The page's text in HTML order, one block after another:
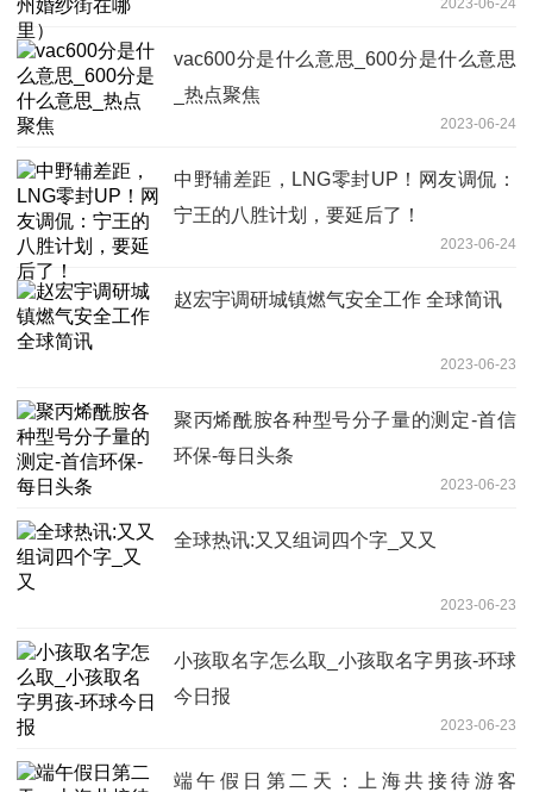
vac600分是什么意思_600分是什么意思
_热点聚焦
2023-06-24
中野辅差距，LNG零封UP！网友调侃：
宁王的八胜计划，要延后了！
2023-06-24
赵宏宇调研城镇燃气安全工作 全球简讯
2023-06-23
聚丙烯酰胺各种型号分子量的测定-首信
环保-每日头条
2023-06-23
全球热讯:又又组词四个字_又又
2023-06-23
小孩取名字怎么取_小孩取名字男孩-环球
今日报
2023-06-23
端午假日第二天：上海共接待游客